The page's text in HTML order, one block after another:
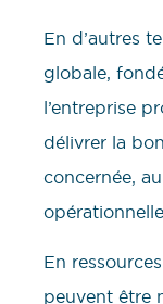
En d’autres
globale,
l’entreprise
délivrer la
concernée,
opérationnelle.
En
peuvent être